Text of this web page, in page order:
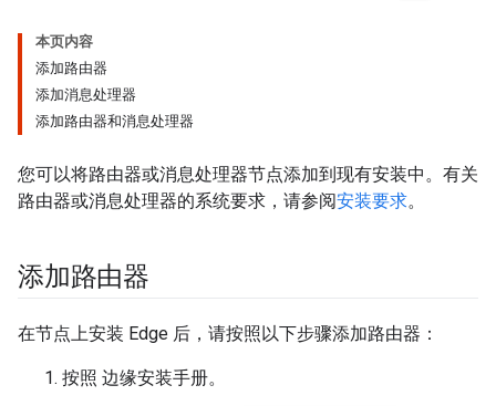
本页内容
添加路由器
添加消息处理器
添加路由器和消息处理器
您可以将路由器或消息处理器节点添加到现有安装中。有关
路由器或消息处理器的系统要求，请参阅安装要求。
添加路由器
在节点上安装 Edge 后，请按照以下步骤添加路由器：
按照 边缘安装手册。